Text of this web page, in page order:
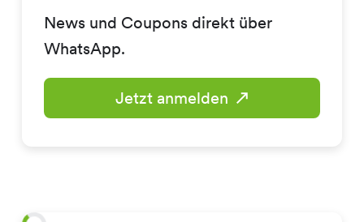
News und Coupons direkt über
WhatsApp.
Jetzt anmelden